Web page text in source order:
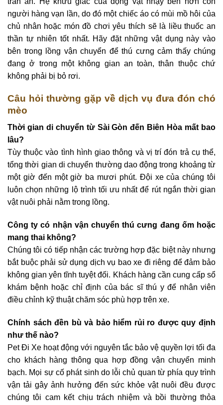
người hàng vạn lần, do đó một chiếc áo có mùi mồ hôi của
chủ nhân hoặc món đồ chơi yêu thích sẽ là liều thuốc an
thần tự nhiên tốt nhất. Hãy đặt những vật dụng này vào
bên trong lồng vận chuyển để thú cưng cảm thấy chúng
đang ở trong một không gian an toàn, thân thuộc chứ
không phải bị bỏ rơi.
Câu hỏi thường gặp về dịch vụ đưa đón chó
mèo
Thời gian di chuyển từ Sài Gòn đến Biên Hòa mất bao
lâu?
Tùy thuộc vào tình hình giao thông và vị trí đón trả cụ thể,
tổng thời gian di chuyển thường dao động trong khoảng từ
một giờ đến một giờ ba mươi phút. Đội xe của chúng tôi
luôn chọn những lộ trình tối ưu nhất để rút ngắn thời gian
vật nuôi phải nằm trong lồng.
Công ty có nhận vận chuyển thú cưng đang ốm hoặc
mang thai không?
Chúng tôi có tiếp nhận các trường hợp đặc biệt này nhưng
bắt buộc phải sử dụng dịch vụ bao xe đi riêng để đảm bảo
không gian yên tĩnh tuyệt đối. Khách hàng cần cung cấp sổ
khám bệnh hoặc chỉ định của bác sĩ thú y để nhân viên
điều chỉnh kỹ thuật chăm sóc phù hợp trên xe.
Chính sách đền bù và bảo hiểm rủi ro được quy định
như thế nào?
Pet Đi Xe hoạt động với nguyên tắc bảo vệ quyền lợi tối đa
cho khách hàng thông qua hợp đồng vận chuyển minh
bạch. Mọi sự cố phát sinh do lỗi chủ quan từ phía quy trình
vận tải gây ảnh hưởng đến sức khỏe vật nuôi đều được
chúng tôi cam kết chịu trách nhiệm và bồi thường thỏa